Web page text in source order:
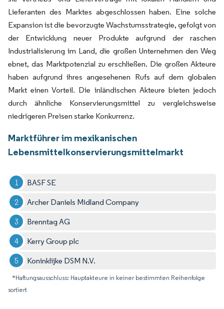
Lieferanten des Marktes abgeschlossen haben. Eine solche
Expansion ist die bevorzugte Wachstumsstrategie, gefolgt von
der Entwicklung neuer Produkte aufgrund der raschen
Industrialisierung im Land, die großen Unternehmen den Weg
ebnet, das Marktpotenzial zu erschließen. Die großen Akteure
haben aufgrund ihres angesehenen Rufs auf dem globalen
Markt einen Vorteil. Die inländischen Akteure bieten jedoch
durch ähnliche Konservierungsmittel zu vergleichsweise
niedrigeren Preisen starke Konkurrenz.
Marktführer im mexikanischen
Lebensmittelkonservierungsmittelmarkt
BASF SE
Archer Daniels Midland Company
Brenntag AG
Kerry Group plc
Koninklijke DSM N.V.
*Haftungsausschluss: Hauptakteure in keiner bestimmten Reihenfolge
sortiert